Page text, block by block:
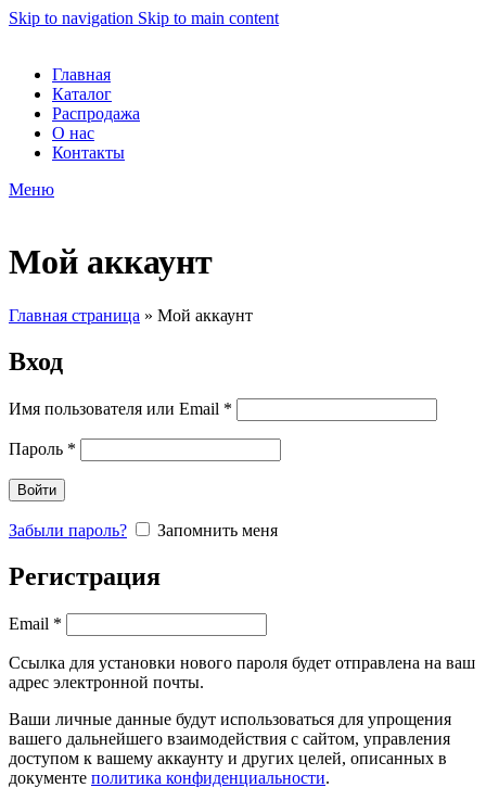
Skip to navigation Skip to main content
Главная
Каталог
Распродажа
О нас
Контакты
Меню
Мой аккаунт
Главная страница » Мой аккаунт
Вход
Имя пользователя или Email *
Пароль *
Войти
Забыли пароль? Запомнить меня
Регистрация
Email *
Ссылка для установки нового пароля будет отправлена ​​на ваш
адрес электронной почты.
Ваши личные данные будут использоваться для упрощения
вашего дальнейшего взаимодействия с сайтом, управления
доступом к вашему аккаунту и других целей, описанных в
документе политика конфиденциальности.